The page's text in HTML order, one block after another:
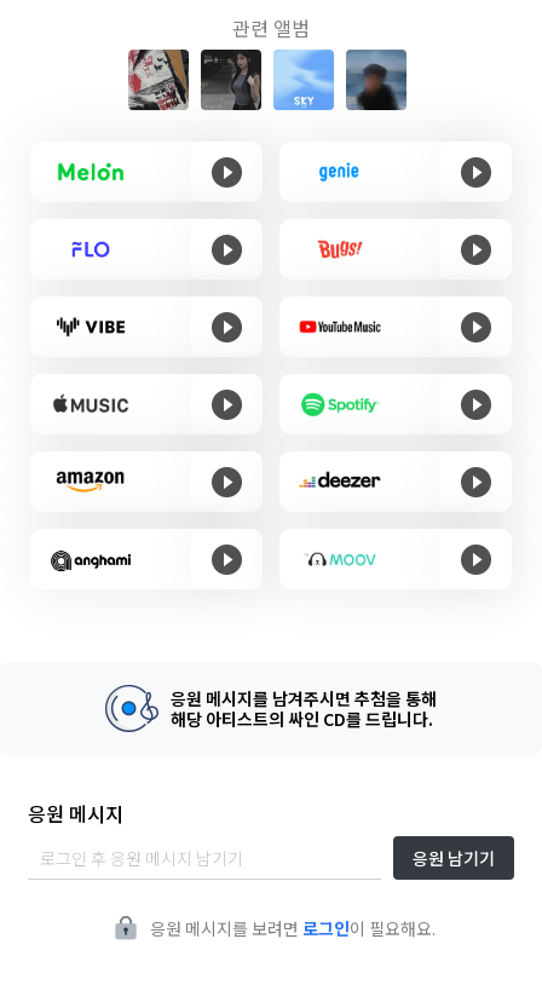
관련 앨범
응원 메시지를 남겨주시면 추첨을 통해
해당 아티스트의 싸인 CD를 드립니다.
응원 메시지
응원 남기기
응원 메시지를 보려면 로그인이 필요해요.